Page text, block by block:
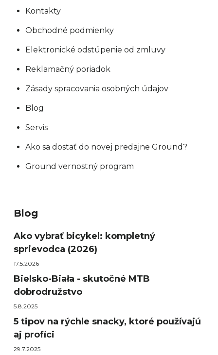
Kontakty
Obchodné podmienky
Elektronické odstúpenie od zmluvy
Reklamačný poriadok
Zásady spracovania osobných údajov
Blog
Servis
Ako sa dostať do novej predajne Ground?
Ground vernostný program
Blog
Ako vybrať bicykel: kompletný
sprievodca (2026)
17.5.2026
Bielsko-Biała - skutočné MTB
dobrodružstvo
5.8.2025
5 tipov na rýchle snacky, ktoré používajú
aj profíci
29.7.2025